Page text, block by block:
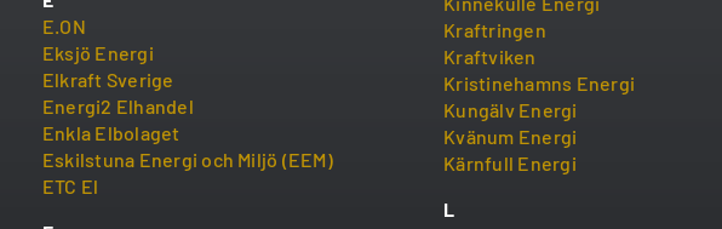
E.ON
Eksjö Energi
Elkraft Sverige
Energi2 Elhandel
Enkla Elbolaget
Eskilstuna Energi och Miljö (EEM)
ETC El
Kraftringen
Kraftviken
Kristinehamns Energi
Kungälv Energi
Kvänum Energi
Kärnfull Energi
L